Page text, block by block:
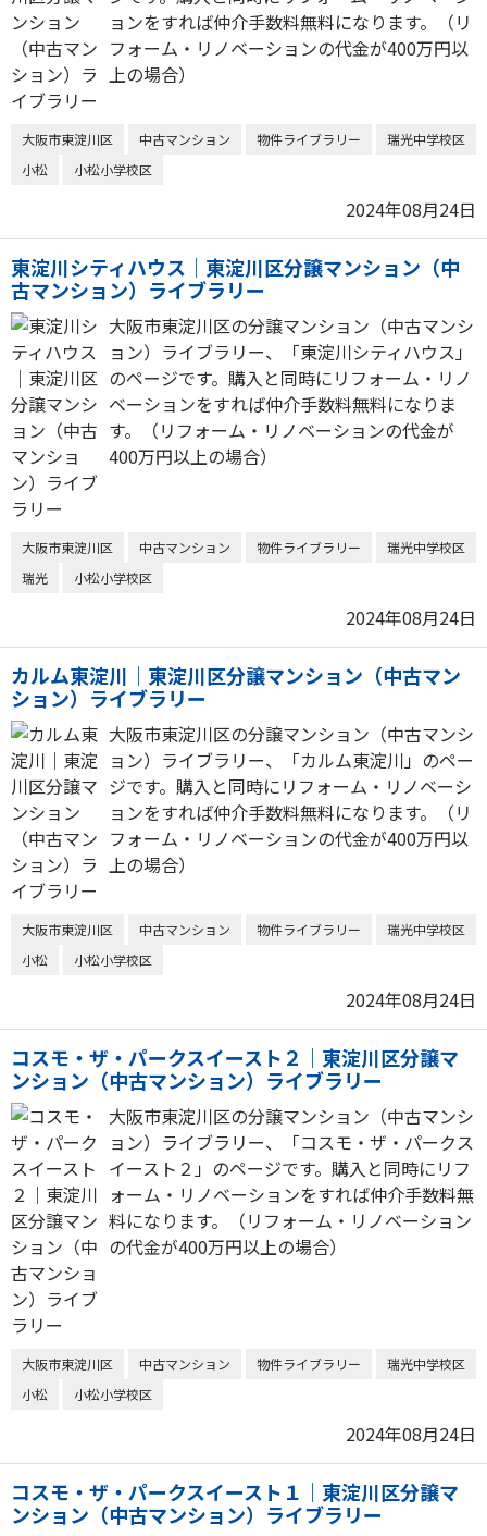
ョンをすれば仲介手数料無料になります。（リ
フォーム・リノベーションの代金が400万円以
上の場合）
大阪市東淀川区 中古マンション 物件ライブラリー
瑞光中学校区
小松
小松小学校区
2024年08月24日
東淀川シティハウス｜東淀川区分譲マンション（中
古マンション）ライブラリー
大阪市東淀川区の分譲マンション（中古マンシ
ョン）ライブラリー、「東淀川シティハウス」
のページです。購入と同時にリフォーム・リノ
ベーションをすれば仲介手数料無料になりま
す。（リフォーム・リノベーションの代金が
400万円以上の場合）
大阪市東淀川区 中古マンション 物件ライブラリー
瑞光中学校区
瑞光
小松小学校区
2024年08月24日
カルム東淀川｜東淀川区分譲マンション（中古マン
ション）ライブラリー
大阪市東淀川区の分譲マンション（中古マンシ
ョン）ライブラリー、「カルム東淀川」のペー
ジです。購入と同時にリフォーム・リノベーシ
ョンをすれば仲介手数料無料になります。（リ
フォーム・リノベーションの代金が400万円以
上の場合）
大阪市東淀川区 中古マンション 物件ライブラリー
瑞光中学校区
小松
小松小学校区
2024年08月24日
コスモ・ザ・パークスイースト２｜東淀川区分譲マ
ンション（中古マンション）ライブラリー
大阪市東淀川区の分譲マンション（中古マンシ
ョン）ライブラリー、「コスモ・ザ・パークス
イースト２」のページです。購入と同時にリフ
ォーム・リノベーションをすれば仲介手数料無
料になります。（リフォーム・リノベーション
の代金が400万円以上の場合）
大阪市東淀川区 中古マンション 物件ライブラリー
瑞光中学校区
小松
小松小学校区
2024年08月24日
コスモ・ザ・パークスイースト１｜東淀川区分譲マ
ンション（中古マンション）ライブラリー